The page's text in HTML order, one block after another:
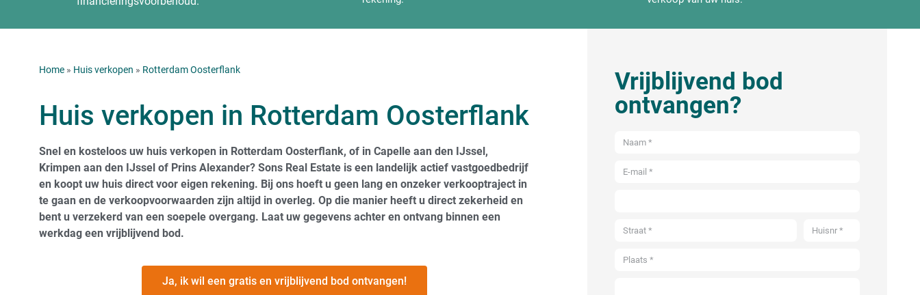
Home » Huis verkopen » Rotterdam Oosterflank
Huis verkopen in Rotterdam Oosterflank
Snel en kosteloos uw huis verkopen in Rotterdam Oosterflank, of in Capelle aan den IJssel,
Krimpen aan den IJssel of Prins Alexander? Sons Real Estate is een landelijk actief vastgoedbedrijf
en koopt uw huis direct voor eigen rekening. Bij ons hoeft u geen lang en onzeker verkooptraject in
te gaan en de verkoopvoorwaarden zijn altijd in overleg. Op die manier heeft u direct zekerheid en
bent u verzekerd van een soepele overgang. Laat uw gegevens achter en ontvang binnen een
werkdag een vrijblijvend bod.
Ja, ik wil een gratis en vrijblijvend bod ontvangen!
Vrijblijvend bod
ontvangen?